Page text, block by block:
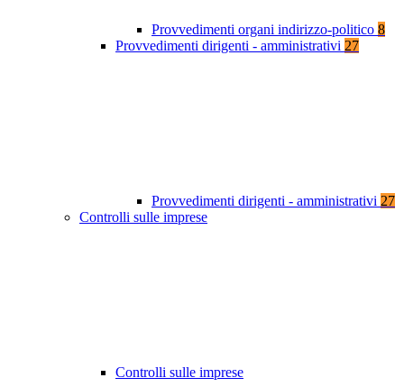
Provvedimenti organi indirizzo-politico 8
Provvedimenti dirigenti - amministrativi 27
Provvedimenti dirigenti - amministrativi 27
Controlli sulle imprese
Controlli sulle imprese